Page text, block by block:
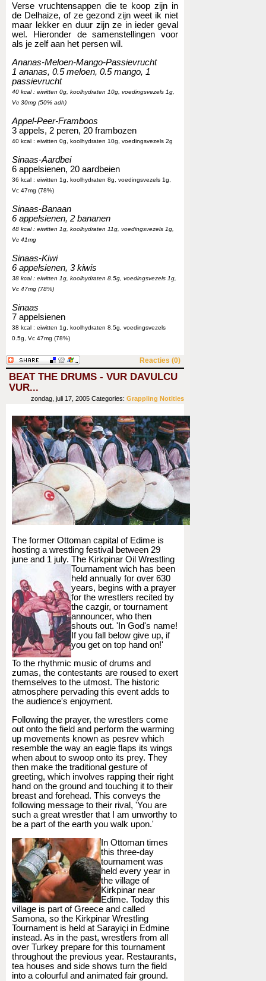
Verse vruchtensappen die te koop zijn in
de Delhaize, of ze gezond zijn weet ik niet
maar lekker en duur zijn ze in ieder geval
wel. Hieronder de samenstellingen voor
als je zelf aan het persen wil.
Ananas-Meloen-Mango-Passievrucht
1 ananas, 0.5 meloen, 0.5 mango, 1
passievrucht
40 kcal : eiwitten 0g, koolhydraten 10g, voedingsvezels 1g,
Vc 30mg (50% adh)
Appel-Peer-Framboos
3 appels, 2 peren, 20 frambozen
40 kcal : eiwitten 0g, koolhydraten 10g, voedingsvezels 2g
Sinaas-Aardbei
6 appelsienen, 20 aardbeien
36 kcal : eiwitten 1g, koolhydraten 8g, voedingsvezels 1g,
Vc 47mg (78%)
Sinaas-Banaan
6 appelsienen, 2 bananen
48 kcal : eiwitten 1g, koolhydraten 11g, voedingsvezels 1g,
Vc 41mg
Sinaas-Kiwi
6 appelsienen, 3 kiwis
38 kcal : eiwitten 1g, koolhydraten 8.5g, voedingsvezels 1g,
Vc 47mg (78%)
Sinaas
7 appelsienen
38 kcal : eiwitten 1g, koolhydraten 8.5g, voedingsvezels
0.5g, Vc 47mg (78%)
Reacties (0)
BEAT THE DRUMS - VUR DAVULCU
VUR...
zondag, juli 17, 2005 Categories: Grappling Notities
The former Ottoman capital of Edime is
hosting a wrestling festival between 29
june and 1 july. The Kirkpinar Oil Wrestling
Tournament wich has been
held annually for over 630
years, begins with a prayer
for the wrestlers recited by
the cazgir, or tournament
announcer, who then
shouts out. 'In God's name!
If you fall below give up, if
you get on top hand on!'
To the rhythmic music of drums and
zumas, the contestants are roused to exert
themselves to the utmost. The historic
atmosphere pervading this event adds to
the audience's enjoyment.
Following the prayer, the wrestlers come
out onto the field and perform the warming
up movements known as pesrev which
resemble the way an eagle flaps its wings
when about to swoop onto its prey. They
then make the traditional gesture of
greeting, which involves rapping their right
hand on the ground and touching it to their
breast and forehead. This conveys the
following message to their rival, 'You are
such a great wrestler that I am unworthy to
be a part of the earth you walk upon.'
In Ottoman times
this three-day
tournament was
held every year in
the village of
Kirkpinar near
Edime. Today this
village is part of Greece and called
Samona, so the Kirkpinar Wrestling
Tournament is held at Sarayiçi in Edmine
instead. As in the past, wrestlers from all
over Turkey prepare for this tournament
throughout the previous year. Restaurants,
tea houses and side shows turn the field
into a colourful and animated fair ground.